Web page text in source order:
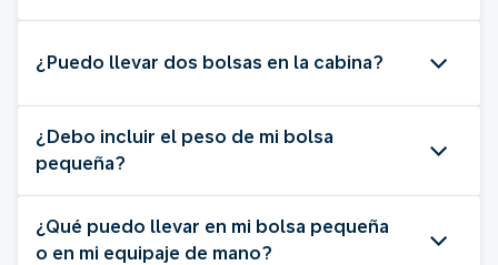
¿Puedo llevar dos bolsas en la cabina?
¿Debo incluir el peso de mi bolsa
pequeña?
¿Qué puedo llevar en mi bolsa pequeña
o en mi equipaje de mano?